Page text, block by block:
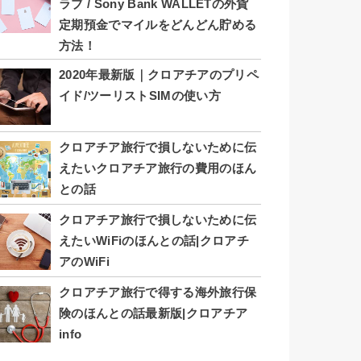
ラブ / Sony Bank WALLETの外貨
定期預金でマイルをどんどん貯める
方法！
2020年最新版｜クロアチアのプリペ
イド/ツーリストSIMの使い方
クロアチア旅行で損しないために伝
えたいクロアチア旅行の費用のほん
との話
クロアチア旅行で損しないために伝
えたいWiFiのほんとの話|クロアチ
アのWiFi
クロアチア旅行で得する海外旅行保
険のほんとの話最新版|クロアチア
info